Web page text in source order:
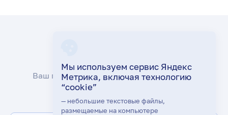
Ваш гид по эффективной техподдержке
«ЛОГАСОФТ ПЛЮС»:
Мы используем сервис Яндекс
Метрика, включая технологию
“cookie”
— небольшие текстовые файлы,
размещаемые на компьютере